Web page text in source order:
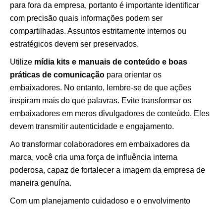
para fora da empresa, portanto é importante identificar
com precisão quais informações podem ser
compartilhadas. Assuntos estritamente internos ou
estratégicos devem ser preservados.
Utilize mídia kits e manuais de conteúdo e boas
práticas de comunicação para orientar os
embaixadores. No entanto, lembre-se de que ações
inspiram mais do que palavras. Evite transformar os
embaixadores em meros divulgadores de conteúdo. Eles
devem transmitir autenticidade e engajamento.
Ao transformar colaboradores em embaixadores da
marca, você cria uma força de influência interna
poderosa, capaz de fortalecer a imagem da empresa de
maneira genuína.
Com um planejamento cuidadoso e o envolvimento